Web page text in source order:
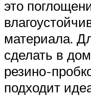
это
материала.
сделать в
резино-
подходит